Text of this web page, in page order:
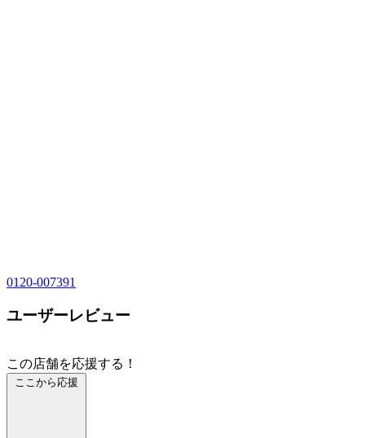
0120-007391
ユーザーレビュー
この店舗を応援する！
ここから応援